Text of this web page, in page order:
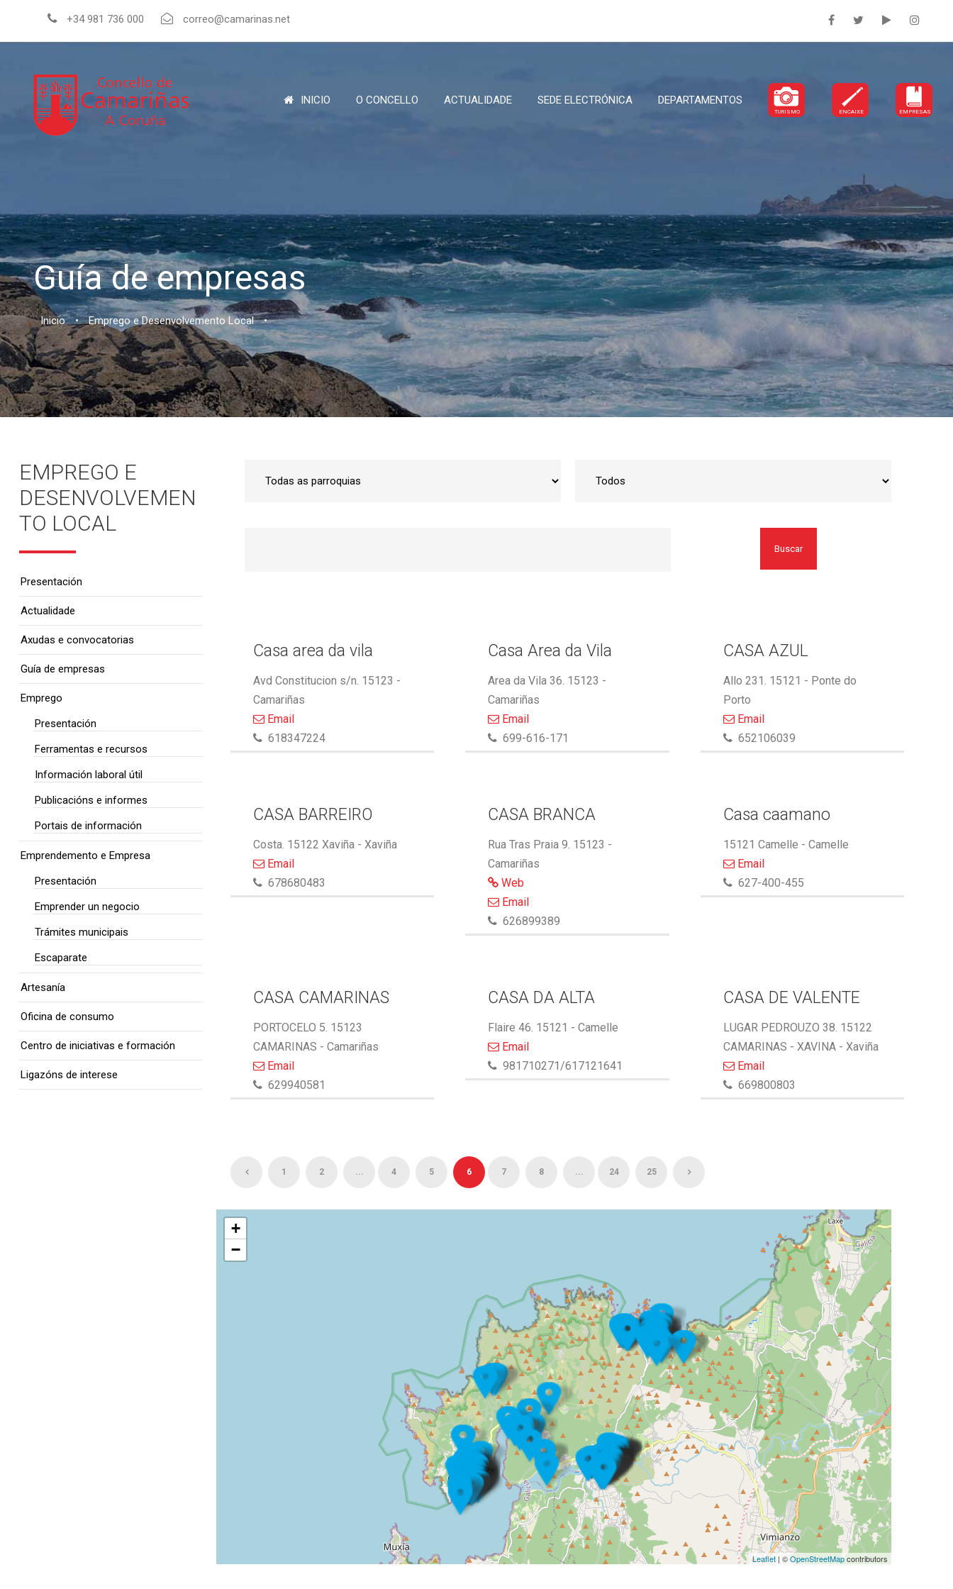
+34 981 736 000 correo@camarinas.net
INICIO O CONCELLO ACTUALIDADE SEDE ELECTRÓNICA DEPARTAMENTOS
TURISMO ENCAIXE EMPRESAS
Guía de empresas
Inicio • Emprego e Desenvolvemento Local •
Buscar
Casa area da vila
Avd Constitucion s/n. 15123 -
Camariñas
Email
618347224
Casa Area da Vila
Area da Vila 36. 15123 -
Camariñas
Email
699-616-171
CASA AZUL
Allo 231. 15121 - Ponte do
Porto
Email
652106039
CASA BARREIRO
Costa. 15122 Xaviña - Xaviña
Email
678680483
CASA BRANCA
Rua Tras Praia 9. 15123 -
Camariñas
Web
Email
626899389
Casa caamano
15121 Camelle - Camelle
Email
627-400-455
CASA CAMARINAS
PORTOCELO 5. 15123
CAMARINAS - Camariñas
Email
629940581
CASA DA ALTA
Flaire 46. 15121 - Camelle
Email
981710271/617121641
CASA DE VALENTE
LUGAR PEDROUZO 38. 15122
CAMARINAS - XAVINA - Xaviña
Email
669800803
1 2 ... 4 5 6 7 8 ... 24 25
+
−
Leaflet | ©OpenStreetMapcontributors
EMPREGO E
DESENVOLVEMEN
TO LOCAL
Presentación
Actualidade
Axudas e convocatorias
Guía de empresas
Emprego
Presentación
Ferramentas e recursos
Información laboral útil
Publicacións e informes
Portais de información
Emprendemento e Empresa
Presentación
Emprender un negocio
Trámites municipais
Escaparate
Artesanía
Oficina de consumo
Centro de iniciativas e formación
Ligazóns de interese